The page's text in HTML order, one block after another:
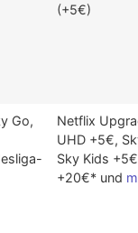
(+5€)
Go,
Netflix
UHD +5€,
Sky Kids
+20€* und